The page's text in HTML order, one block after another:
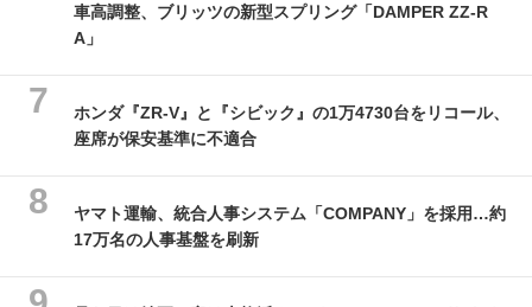
車高調整、ブリッツの新型スプリング「DAMPER ZZ-R
A」
ホンダ『ZR-V』と『シビック』の1万4730台をリコール、
座席が保安基準に不適合
ヤマト運輸、統合人事システム「COMPANY」を採用…約
17万名の人事基盤を刷新